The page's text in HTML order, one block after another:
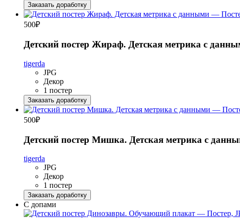
Заказать доработку
500₽
Детский постер Жираф. Детская метрика с
tigerda
JPG
Декор
1 постер
Заказать доработку
500₽
Детский постер Мишка. Детская метрика с
tigerda
JPG
Декор
1 постер
Заказать доработку
С допами